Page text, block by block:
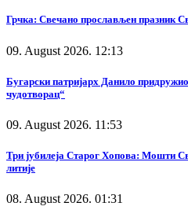
Грчка: Свечано прослављен празник
09. August 2026. 12:13
Бугарски патријарх Данило
чудотворац“
09. August 2026. 11:53
Три јубилеја Старог Хопова: Мошти
литије
08. August 2026. 01:31